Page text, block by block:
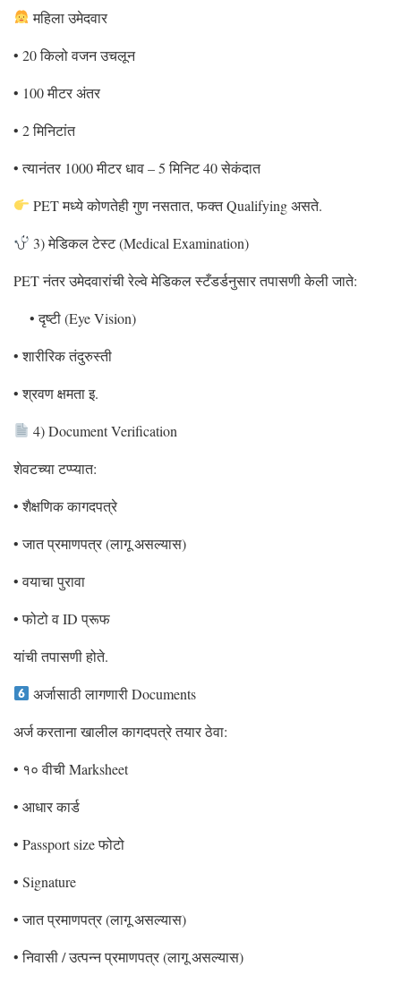
महिला उमेदवार
• 20 किलो वजन उचलून
• 100 मीटर अंतर
• 2 मिनिटांत
• त्यानंतर 1000 मीटर धाव – 5 मिनिट 40 सेकंदात
PET मध्ये कोणतेही गुण नसतात, फक्त Qualifying असते.
3) मेडिकल टेस्ट (Medical Examination)
PET नंतर उमेदवारांची रेल्वे मेडिकल स्टँडर्डनुसार तपासणी केली जाते:
• दृष्टी (Eye Vision)
• शारीरिक तंदुरुस्ती
• श्रवण क्षमता इ.
4) Document Verification
शेवटच्या टप्प्यात:
• शैक्षणिक कागदपत्रे
• जात प्रमाणपत्र (लागू असल्यास)
• वयाचा पुरावा
• फोटो व ID प्रूफ
यांची तपासणी होते.
अर्जासाठी लागणारी Documents
अर्ज करताना खालील कागदपत्रे तयार ठेवा:
• १० वीची Marksheet
• आधार कार्ड
• Passport size फोटो
• Signature
• जात प्रमाणपत्र (लागू असल्यास)
• निवासी / उत्पन्न प्रमाणपत्र (लागू असल्यास)